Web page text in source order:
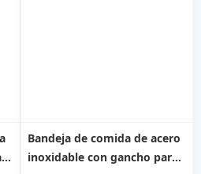
Bandeja de comida de acero
inoxidable con gancho para